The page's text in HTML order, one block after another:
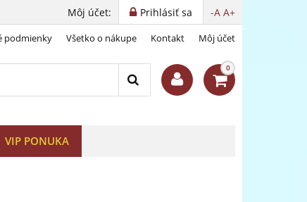
-A A+
Prihlásiť sa
Môj účet:
podmienky Všetko o nákupe Kontakt Môj účet
0
VIP PONUKA